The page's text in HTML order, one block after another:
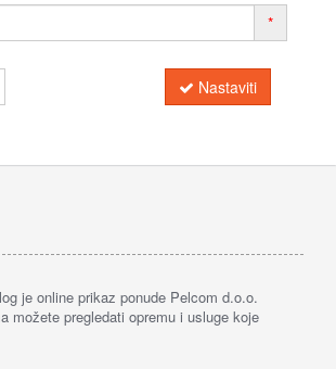
*
Nastaviti
je online prikaz ponude Pelcom d.o.o.
možete pregledati opremu i usluge koje